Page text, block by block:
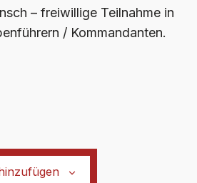
– freiwillige Teilnahme in
/ Kommandanten.